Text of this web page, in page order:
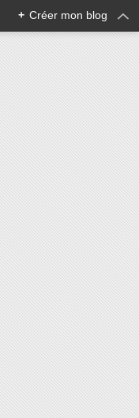
+ Créer mon blog